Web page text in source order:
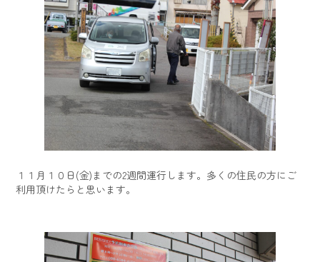
１１月１０日(金)までの2週間運行します。多くの住民の方にご
利用頂けたらと思います。